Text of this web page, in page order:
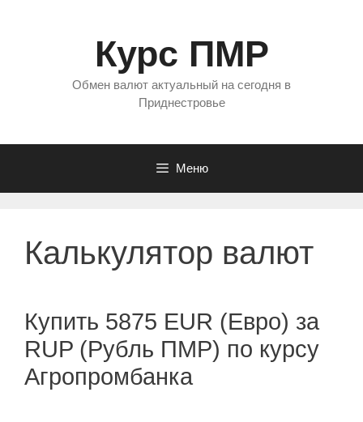
Курс ПМР
Обмен валют актуальный на сегодня в
Приднестровье
Меню
Калькулятор валют
Купить 5875 EUR (Евро) за
RUP (Рубль ПМР) по курсу
Агропромбанка